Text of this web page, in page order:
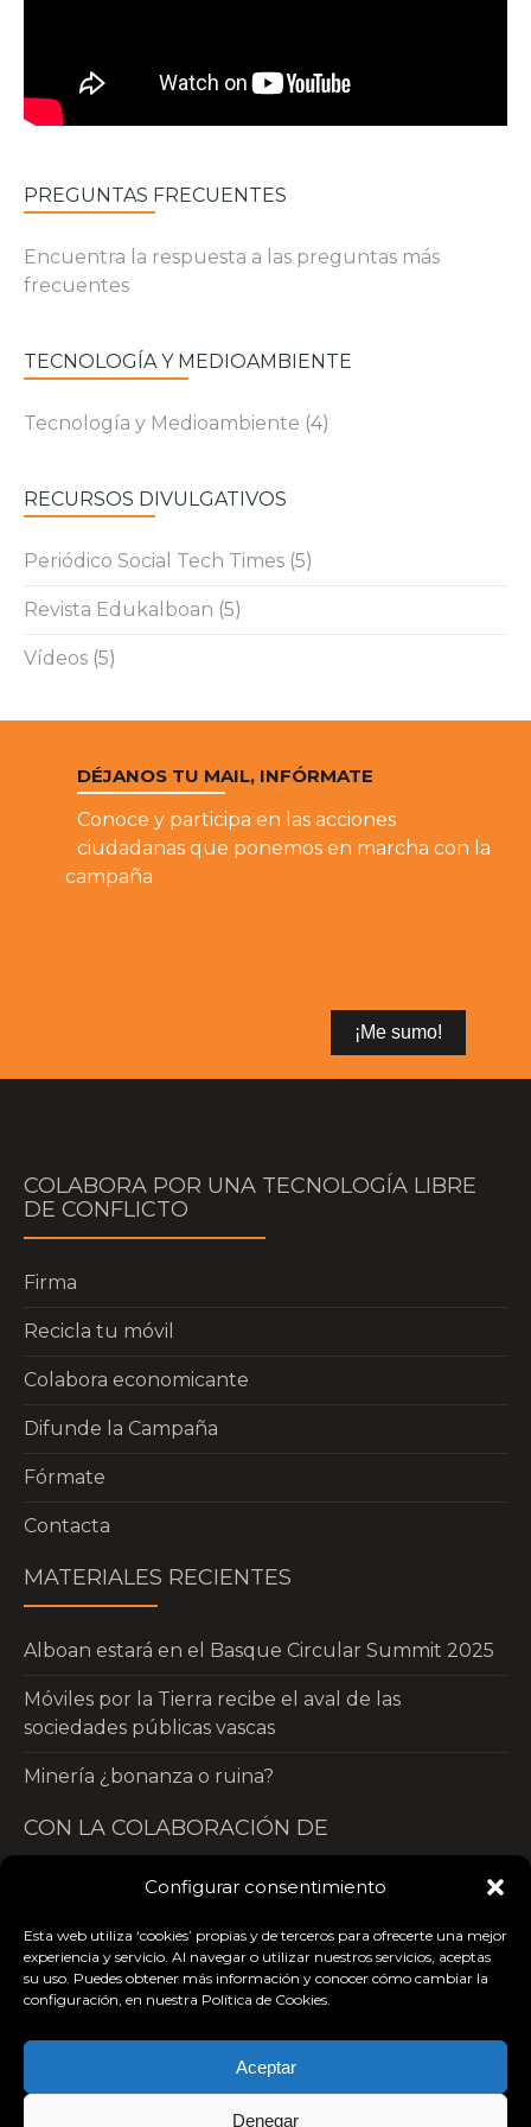
Configurar consentimiento
Esta web utiliza ‘cookies’ propias y de terceros para ofrecerte una mejor
experiencia y servicio. Al navegar o utilizar nuestros servicios, aceptas
su uso. Puedes obtener más información y conocer cómo cambiar la
configuración, en nuestra Política de Cookies.
Aceptar
Denegar
PREGUNTAS FRECUENTES
Encuentra la respuesta a las preguntas más
frecuentes
TECNOLOGÍA Y MEDIOAMBIENTE
Tecnología y Medioambiente (4)
RECURSOS DIVULGATIVOS
Periódico Social Tech Times (5)
Revista Edukalboan (5)
Vídeos (5)
DÉJANOS TU MAIL, INFÓRMATE
Conoce y participa en las acciones
ciudadanas que ponemos en marcha con la
campaña
COLABORA POR UNA TECNOLOGÍA LIBRE
DE CONFLICTO
Firma
Recicla tu móvil
Colabora economicante
Difunde la Campaña
Fórmate
Contacta
MATERIALES RECIENTES
Alboan estará en el Basque Circular Summit 2025
Móviles por la Tierra recibe el aval de las
sociedades públicas vascas
Minería ¿bonanza o ruina?
CON LA COLABORACIÓN DE